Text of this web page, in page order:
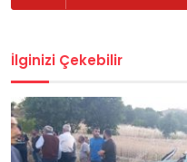
İlginizi Çekebilir